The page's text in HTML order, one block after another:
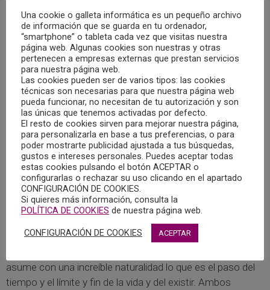
El pasado 3 de febrero, se volvió a celebrar una nueva
sesión de la actividad Cine y Psicoanálisis que organiza el
Colegio Oficial de la Psicología de Castilla-La Mancha.
En esta ocasión, como estaba previsto, se analizó la
película “Mishima, una vida en cuatro capítulos”, tratando
de encontrar la óptica y mirada de los personajes, desde la
que entienden y enfocan su visión de la muerte y el acto
de suicidio que ahí se muestra.
Al mismo tiempo, tratamos de despejar causas y razones,
confrontando dicha visión de la vida y la muerte, con otra
cinta de 1971 en la que se muestra una posición y visión
muy diferente de la mencionada. La película americana
“Harol and Maude”, muestra con desenfado la obsesión
asume con una increíble naturalidad lo que es el paso del
tiempo y el límite y fin de la vida y del existir. Ambos
Una cookie o galleta informática es un pequeño archivo
de información que se guarda en tu ordenador,
“smartphone” o tableta cada vez que visitas nuestra
página web. Algunas cookies son nuestras y otras
pertenecen a empresas externas que prestan servicios
para nuestra página web.
Las cookies pueden ser de varios tipos: las cookies
técnicas son necesarias para que nuestra página web
pueda funcionar, no necesitan de tu autorización y son
las únicas que tenemos activadas por defecto.
El resto de cookies sirven para mejorar nuestra página,
para personalizarla en base a tus preferencias, o para
poder mostrarte publicidad ajustada a tus búsquedas,
gustos e intereses personales. Puedes aceptar todas
estas cookies pulsando el botón ACEPTAR o
configurarlas o rechazar su uso clicando en el apartado
CONFIGURACIÓN DE COOKIES.
Si quieres más información, consulta la
POLÍTICA DE COOKIES de nuestra página web.
CONFIGURACIÓN DE COOKIES ACEPTAR